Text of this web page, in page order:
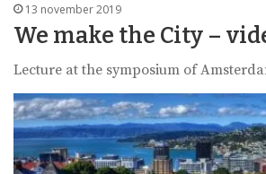
13 november 2019
We make the City –
Lecture at the symposium of